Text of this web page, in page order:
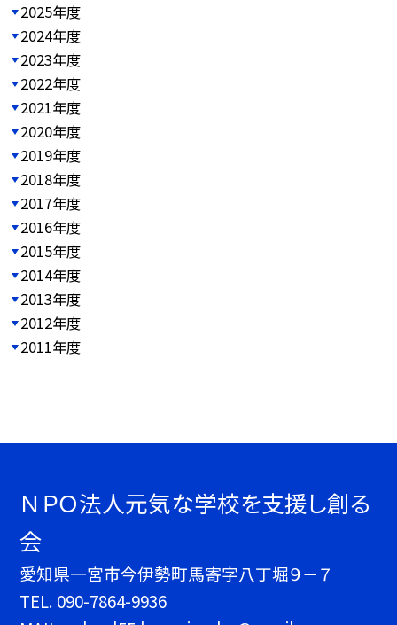
2025年度
2024年度
2023年度
2022年度
2021年度
2020年度
2019年度
2018年度
2017年度
2016年度
2015年度
2014年度
2013年度
2012年度
2011年度
ＮＰＯ法人元気な学校を支援し創る
会
愛知県一宮市今伊勢町馬寄字八丁堀９－７
TEL. 090-7864-9936